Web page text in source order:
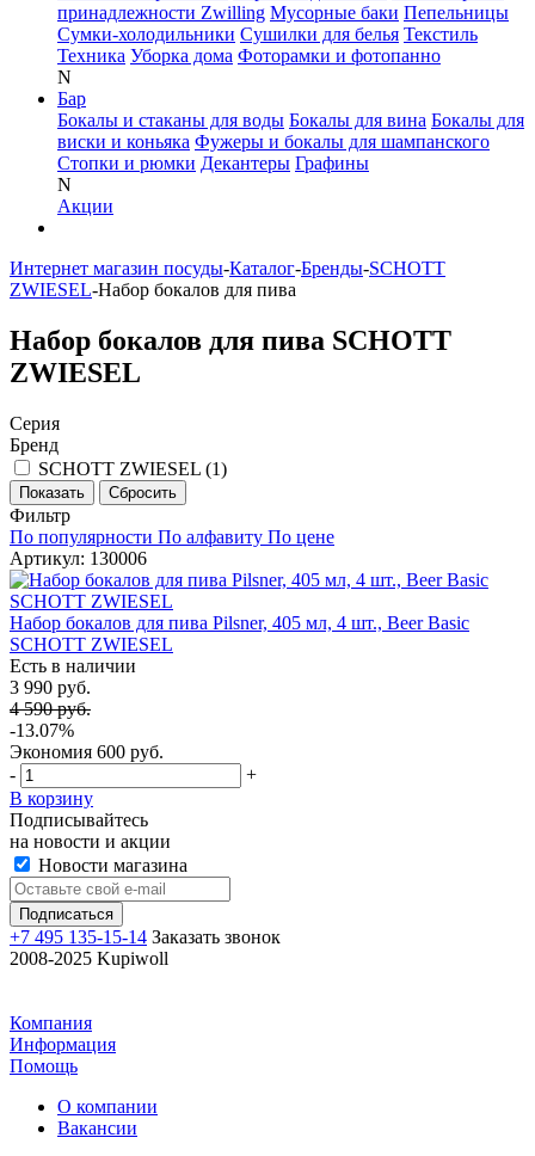
принадлежности Zwilling Мусорные баки Пепельницы
Сумки-холодильники Сушилки для белья Текстиль
Техника Уборка дома Фоторамки и фотопанно
N
Бар
Бокалы и стаканы для воды Бокалы для вина Бокалы для
виски и коньяка Фужеры и бокалы для шампанского
Стопки и рюмки Декантеры Графины
N
Акции
Интернет магазин посуды-Каталог-Бренды-SCHOTT
ZWIESEL-Набор бокалов для пива
Набор бокалов для пива SCHOTT
ZWIESEL
Серия
Бренд
SCHOTT ZWIESEL (1)
Фильтр
По популярности По алфавиту По цене
Артикул: 130006
Набор бокалов для пива Pilsner, 405 мл, 4 шт., Beer Basic
SCHOTT ZWIESEL
Есть в наличии
3 990 руб.
4 590 руб.
-13.07%
Экономия 600 руб.
-
+
В корзину
Подписывайтесь
на новости и акции
Новости магазина
+7 495 135-15-14 Заказать звонок
2008-2025 Kupiwoll
Компания
Информация
Помощь
О компании
Вакансии